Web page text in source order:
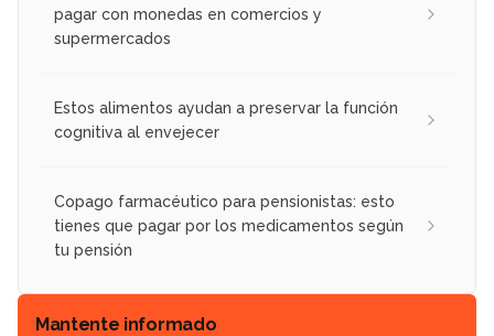
pagar con monedas en comercios y
supermercados
Estos alimentos ayudan a preservar la función
cognitiva al envejecer
Copago farmacéutico para pensionistas: esto
tienes que pagar por los medicamentos según
tu pensión
Mantente informado